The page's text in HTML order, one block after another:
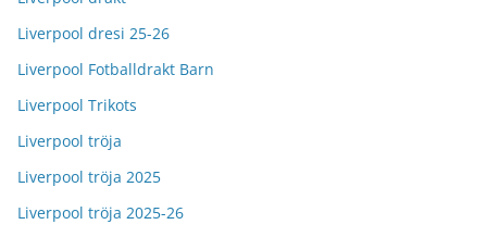
Liverpool dresi 25-26
Liverpool Fotballdrakt Barn
Liverpool Trikots
Liverpool tröja
Liverpool tröja 2025
Liverpool tröja 2025-26